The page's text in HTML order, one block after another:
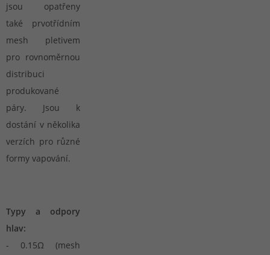
jsou opatřeny
také prvotřídním
mesh pletivem
pro rovnoměrnou
distribuci
produkované
páry. Jsou k
dostání v několika
verzích pro různé
formy vapování.
Typy a odpory
hlav:
- 0.15Ω (mesh